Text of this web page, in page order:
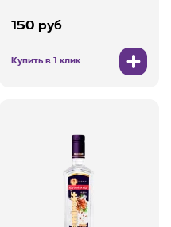
150 руб
Купить в 1 клик